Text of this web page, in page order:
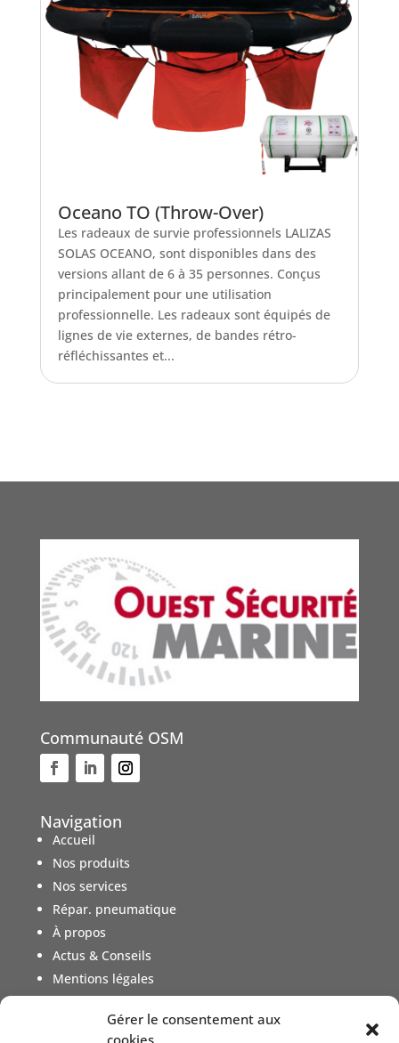
Gérer le consentement aux
cookies
Oceano TO (Throw-Over)
Les radeaux de survie professionnels LALIZAS
SOLAS OCEANO, sont disponibles dans des
versions allant de 6 à 35 personnes. Conçus
principalement pour une utilisation
professionnelle. Les radeaux sont équipés de
lignes de vie externes, de bandes rétro-
réfléchissantes et...
Communauté OSM
Navigation
Accueil
Nos produits
Nos services
Répar. pneumatique
À propos
Actus & Conseils
Mentions légales
Nos Produits